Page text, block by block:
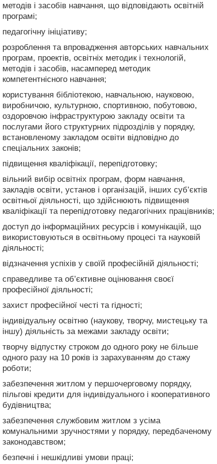
методів і засобів навчання, що відповідають освітній
програмі;
педагогічну ініціативу;
розроблення та впровадження авторських навчальних
програм, проектів, освітніх методик і технологій,
методів і засобів, насамперед методик
компетентнісного навчання;
користування бібліотекою, навчальною, науковою,
виробничою, культурною, спортивною, побутовою,
оздоровчою інфраструктурою закладу освіти та
послугами його структурних підрозділів у порядку,
встановленому закладом освіти відповідно до
спеціальних законів;
підвищення кваліфікації, перепідготовку;
вільний вибір освітніх програм, форм навчання,
закладів освіти, установ і організацій, інших суб’єктів
освітньої діяльності, що здійснюють підвищення
кваліфікації та перепідготовку педагогічних працівників;
доступ до інформаційних ресурсів і комунікацій, що
використовуються в освітньому процесі та науковій
діяльності;
відзначення успіхів у своїй професійній діяльності;
справедливе та об’єктивне оцінювання своєї
професійної діяльності;
захист професійної честі та гідності;
індивідуальну освітню (наукову, творчу, мистецьку та
іншу) діяльність за межами закладу освіти;
творчу відпустку строком до одного року не більше
одного разу на 10 років із зарахуванням до стажу
роботи;
забезпечення житлом у першочерговому порядку,
пільгові кредити для індивідуального і кооперативного
будівництва;
забезпечення службовим житлом з усіма
комунальними зручностями у порядку, передбаченому
законодавством;
безпечні і нешкідливі умови праці;